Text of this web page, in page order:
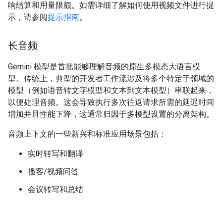
响结算和用量限额。如需详细了解如何使用视频文件进行提
示，请参阅提示指南。
长音频
Gemini 模型是首批能够理解音频的原生多模态大语言模
型。传统上，典型的开发者工作流涉及将多个特定于领域的
模型（例如语音转文字模型和文本到文本模型）串联起来，
以便处理音频。这会导致执行多次往返请求所需的延迟时间
增加并且性能下降，这通常归因于多模型设置的分离架构。
音频上下文的一些新兴和标准应用场景包括：
实时转写和翻译
播客/视频问答
会议转写和总结